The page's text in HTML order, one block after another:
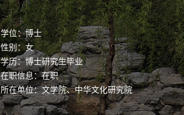
学位：博士
性别：女
学历：博士研究生毕业
在职信息：在职
所在单位：文学院、中华文化研究院